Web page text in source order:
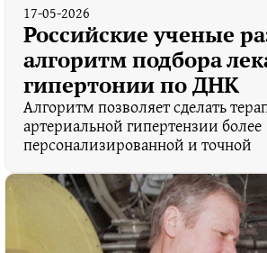
17-05-2026
Российские ученые
алгоритм подбора
гипертонии по ДНК
Алгоритм позволяет сделать
артериальной гипертензии более
персонализированной и точной